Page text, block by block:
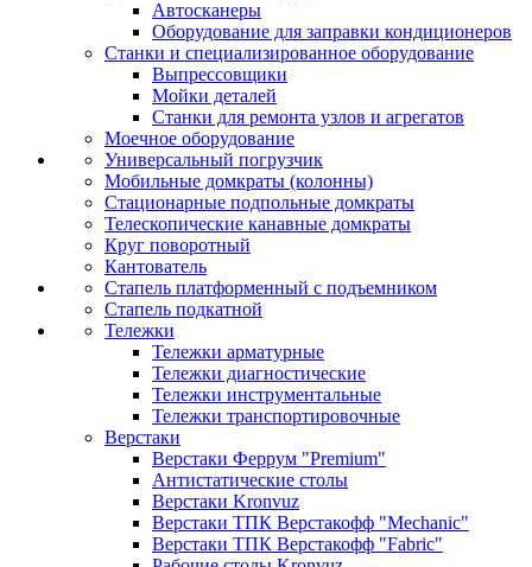
Автосканеры
Оборудование для заправки кондиционеров
Станки и специализированное оборудование
Выпрессовщики
Мойки деталей
Станки для ремонта узлов и агрегатов
Моечное оборудование
Универсальный погрузчик
Мобильные домкраты (колонны)
Стационарные подпольные домкраты
Телескопические канавные домкраты
Круг поворотный
Кантователь
Стапель платформенный с подъемником
Стапель подкатной
Тележки
Тележки арматурные
Тележки диагностические
Тележки инструментальные
Тележки транспортировочные
Верстаки
Верстаки Феррум "Premium"
Антистатические столы
Верстаки Kronvuz
Верстаки ТПК Верстакофф "Mechanic"
Верстаки ТПК Верстакофф "Fabric"